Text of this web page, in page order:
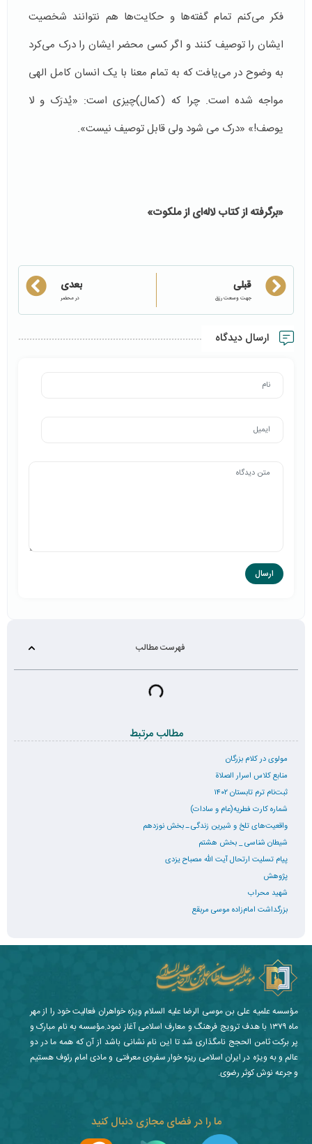
فکر می‌کنم تمام گفته‌ها و حکایت‌ها هم نتوانند شخصیت
ایشان را توصیف کنند و اگر کسی محضر ایشان را درک می‌کرد
به وضوح در می‌یافت که به تمام معنا با یک انسان کامل الهی
مواجه شده است. چرا که (كمال)چیزی است: «یُدرَک و لا
یوصف!» «درک می شود ولی قابل توصیف نیست».
«برگرفته از کتاب لاله‌ای از ملکوت»
قبلی
جهت وسعت رزق
بعدی
در محضر
ارسال دیدگاه
فهرست مطالب
مطالب مرتبط
مولوی در کلام بزرگان
منابع کلاس اسرار الصلاة
ثبت‌نام ترم تابستان ۱۴۰۲
شماره کارت فطریه(عام و سادات)
واقعیت‌های تلخ و شیرین زندگی ـ بخش نوزدهم
شیطان شناسی _ بخش هشتم
پیام تسلیت ارتحال آیت الله مصباح یزدی
پژوهش
شهید محراب
بزرگداشت امام‌زاده موسی مربقع
ما را در فضای مجازی دنبال کنید
مؤسسه علمیه علی بن موسی الرضا علیه السلام ویژه خواهران فعالیت خود را از مهر
ماه ۱۳۷۹ با هدف ترویج فرهنگ و معارف اسلامی آغاز نمود.مؤسسه به نام مبارک و
پر برکت ثامن الحجج نامگذاری شد تا این نام نشانی باشد از آن که همه ما در دو
عالم و به ویژه در ایران اسلامی ریزه خوار سفره‌ی معرفتی و مادی امام رئوف هستیم
و جرعه نوش کوثر رضوی.